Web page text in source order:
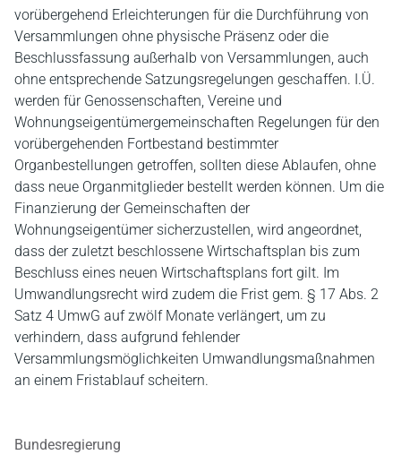
vorübergehend Erleichterungen für die Durchführung von
Versammlungen ohne physische Präsenz oder die
Beschlussfassung außerhalb von Versammlungen, auch
ohne entsprechende Satzungsregelungen geschaffen. I.Ü.
werden für Genossenschaften, Vereine und
Wohnungseigentümergemeinschaften Regelungen für den
vorübergehenden Fortbestand bestimmter
Organbestellungen getroffen, sollten diese Ablaufen, ohne
dass neue Organmitglieder bestellt werden können. Um die
Finanzierung der Gemeinschaften der
Wohnungseigentümer sicherzustellen, wird angeordnet,
dass der zuletzt beschlossene Wirtschaftsplan bis zum
Beschluss eines neuen Wirtschaftsplans fort gilt. Im
Umwandlungsrecht wird zudem die Frist gem. § 17 Abs. 2
Satz 4 UmwG auf zwölf Monate verlängert, um zu
verhindern, dass aufgrund fehlender
Versammlungsmöglichkeiten Umwandlungsmaßnahmen
an einem Fristablauf scheitern.
Bundesregierung